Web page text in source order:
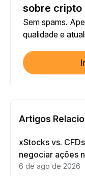
sobre cripto
Sem spams.
qualidade e
Artigos
xStocks vs.
negociar ações
6 de ago de 2026